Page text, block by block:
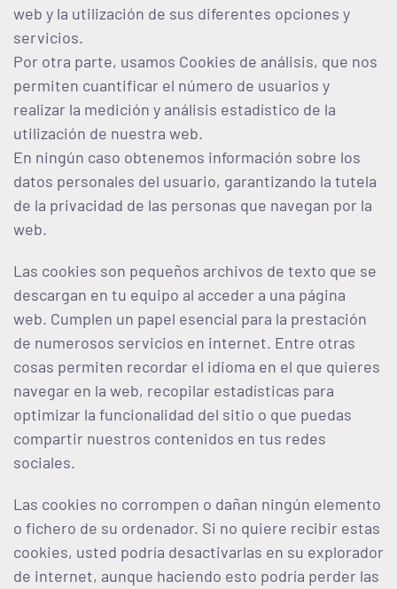
web y la utilización de sus diferentes opciones y
servicios.
Por otra parte, usamos Cookies de análisis, que nos
permiten cuantificar el número de usuarios y
realizar la medición y análisis estadístico de la
utilización de nuestra web.
En ningún caso obtenemos información sobre los
datos personales del usuario, garantizando la tutela
de la privacidad de las personas que navegan por la
web.
Las cookies son pequeños archivos de texto que se
descargan en tu equipo al acceder a una página
web. Cumplen un papel esencial para la prestación
de numerosos servicios en internet. Entre otras
cosas permiten recordar el idioma en el que quieres
navegar en la web, recopilar estadísticas para
optimizar la funcionalidad del sitio o que puedas
compartir nuestros contenidos en tus redes
sociales.
Las cookies no corrompen o dañan ningún elemento
o fichero de su ordenador. Si no quiere recibir estas
cookies, usted podría desactivarlas en su explorador
de internet, aunque haciendo esto podría perder las